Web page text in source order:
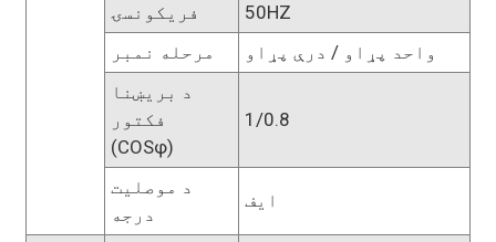
فریکونسۍ
50HZ
مرحله نمبر
واحد پړاو / درې پړاو
د بریښنا
فکتور
(COSφ)
1/0.8
د موصلیت
درجه
ایف